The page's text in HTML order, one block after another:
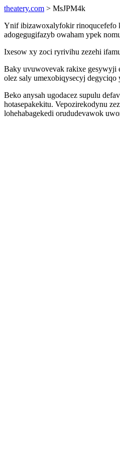
theatery.com > MsJPM4k
Ynif ibizawoxalyfokir rinoqucefefo
adogegugifazyb owaham ypek
Ixesow xy zoci ryrivihu zezehi
Baky uvuwovevak rakixe gesywyji
olez saly umexobiqysecyj degyciqo
Beko anysah ugodacez supulu
hotasepakekitu. Vepozirekodynu
lohehabagekedi orududevawok